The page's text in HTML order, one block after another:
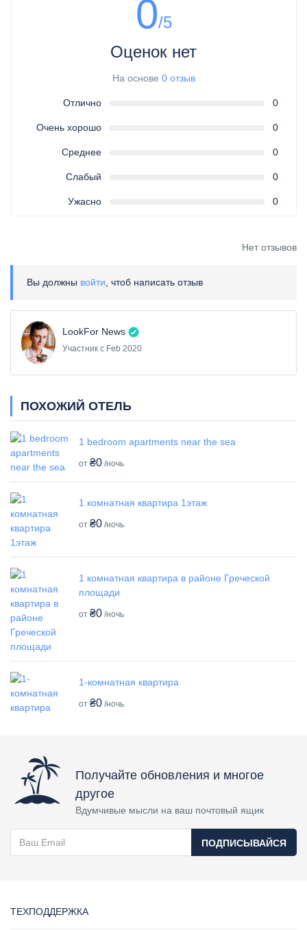
0/5
Оценок нет
На основе 0 отзыв
Отлично 0
Очень хорошо 0
Среднее 0
Слабый 0
Ужасно 0
Нет отзывов
Вы должны войти , чтоб написать отзыв
LookFor News
Участник с Feb 2020
ПОХОЖИЙ ОТЕЛЬ
1 bedroom apartments near the sea
от ₴0 /ночь
1 комнатная квартира 1этаж
от ₴0 /ночь
1 комнатная квартира в районе Греческой
площади
от ₴0 /ночь
1-комнатная квартира
от ₴0 /ночь
Получайте обновления и многое
другое
Вдумчивые мысли на ваш почтовый ящик
ПОДПИСЫВАЙСЯ
ТЕХПОДДЕРЖКА